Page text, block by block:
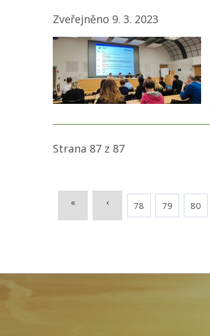
Zveřejněno 9. 3. 2023
Strana 87 z 87
« ‹ 78 79 80